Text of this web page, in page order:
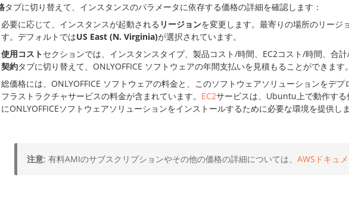
タブに切り替えて、インスタンスのパラメータに依存する価格の詳細を確認します：
必要に応じて、インスタンスが起動される リージョンを変更します。最寄りの場所のリージ
す。デフォルトではUS East (N. Virginia)が選択されています。
使用コストセクションでは、インスタンスタイプ、製品コスト/時間、EC2コスト/時間、合計
契約タブに切り替えて、ONLYOFFICE ソフトウェアの年間支払いを見積もることができます。
総価格には、ONLYOFFICE ソフトウェアの料金と、このソフトウェアソリューションをデ
フラストラクチャサービスの料金が含まれています。 EC2サービスは、Ubuntu上で動作す
にONLYOFFICEソフトウェアソリューションをインストールするために必要な環境を提供しま
注意: 有料AMIのサブスクリプションやその他の価格の詳細については、 AWSドキュ